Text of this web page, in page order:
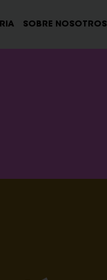
SOBRE NOSOTROS